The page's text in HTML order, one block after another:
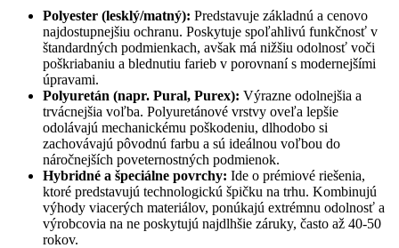
Polyester (lesklý/matný): Predstavuje základnú a cenovo
najdostupnejšiu ochranu. Poskytuje spoľahlivú funkčnosť v
štandardných podmienkach, avšak má nižšiu odolnosť voči
poškriabaniu a blednutiu farieb v porovnaní s modernejšími
úpravami.
Polyuretán (napr. Pural, Purex): Výrazne odolnejšia a
trvácnejšia voľba. Polyuretánové vrstvy oveľa lepšie
odolávajú mechanickému poškodeniu, dlhodobo si
zachovávajú pôvodnú farbu a sú ideálnou voľbou do
náročnejších poveternostných podmienok.
Hybridné a špeciálne povrchy: Ide o prémiové riešenia,
ktoré predstavujú technologickú špičku na trhu. Kombinujú
výhody viacerých materiálov, ponúkajú extrémnu odolnosť a
výrobcovia na ne poskytujú najdlhšie záruky, často až 40-50
rokov.